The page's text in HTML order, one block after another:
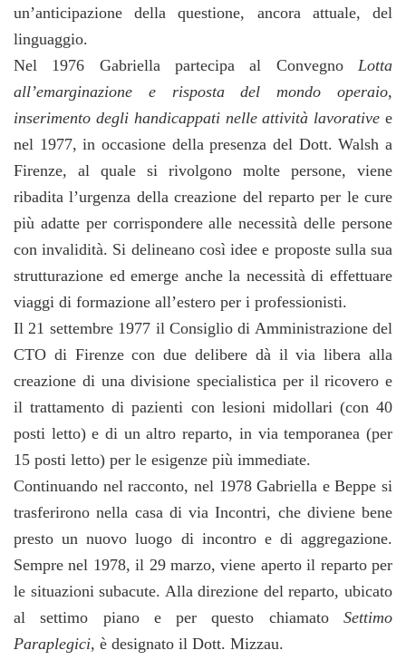
un’anticipazione della questione, ancora attuale, del
linguaggio.
Nel 1976 Gabriella partecipa al Convegno Lotta
all’emarginazione e risposta del mondo operaio,
inserimento degli handicappati nelle attività lavorative e
nel 1977, in occasione della presenza del Dott. Walsh a
Firenze, al quale si rivolgono molte persone, viene
ribadita l’urgenza della creazione del reparto per le cure
più adatte per corrispondere alle necessità delle persone
con invalidità. Si delineano così idee e proposte sulla sua
strutturazione ed emerge anche la necessità di effettuare
viaggi di formazione all’estero per i professionisti.
Il 21 settembre 1977 il Consiglio di Amministrazione del
CTO di Firenze con due delibere dà il via libera alla
creazione di una divisione specialistica per il ricovero e
il trattamento di pazienti con lesioni midollari (con 40
posti letto) e di un altro reparto, in via temporanea (per
15 posti letto) per le esigenze più immediate.
Continuando nel racconto, nel 1978 Gabriella e Beppe si
trasferirono nella casa di via Incontri, che diviene bene
presto un nuovo luogo di incontro e di aggregazione.
Sempre nel 1978, il 29 marzo, viene aperto il reparto per
le situazioni subacute. Alla direzione del reparto, ubicato
al settimo piano e per questo chiamato Settimo
Paraplegici, è designato il Dott. Mizzau.